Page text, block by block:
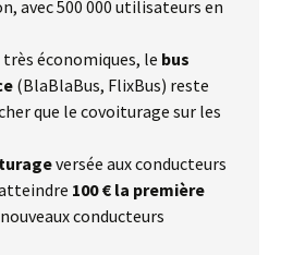
avec 500 000 utilisateurs en
économiques, le bus
(BlaBlaBus, FlixBus) reste
que le covoiturage sur les
versée aux conducteurs
100 € la première
conducteurs